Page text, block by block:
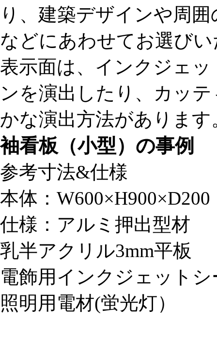
り、建築デザインや周
などにあわせてお選び
表示面は、インクジェ
ンを演出したり、カッ
かな演出方法があります
袖看板（小型）の事例
参考寸法&仕様
本体：
仕様：アルミ押出型材
乳半アクリル3mm平板
電飾用インクジェットシ
照明用電材(蛍光灯）